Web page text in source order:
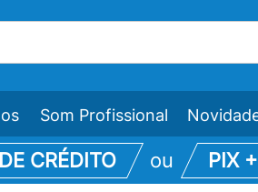
Som Profissional
CRÉDITO ou PIX